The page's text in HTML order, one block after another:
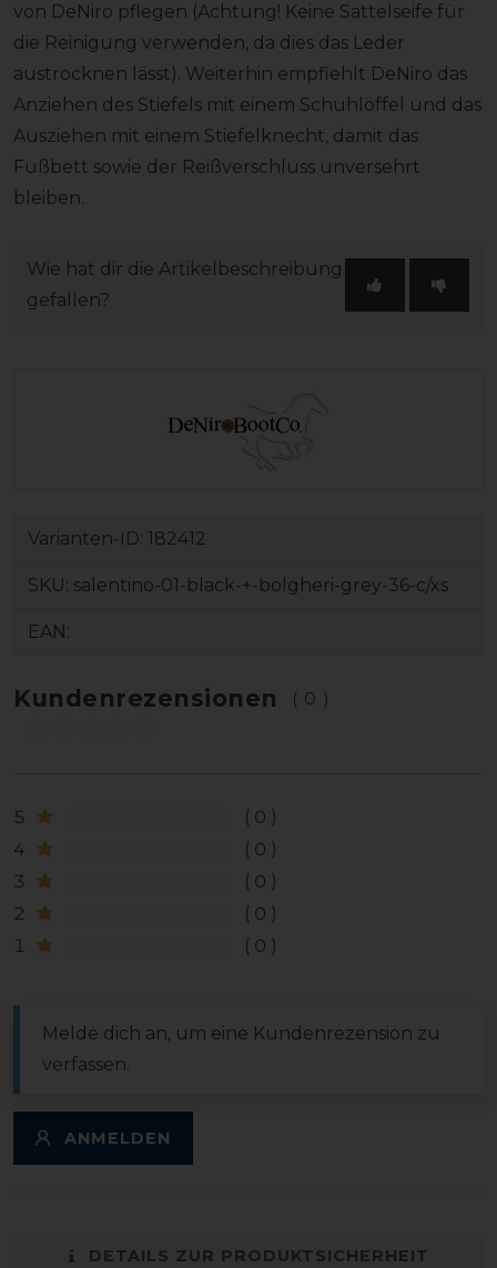
von DeNiro pflegen (Achtung! Keine Sattelseife für
die Reinigung verwenden, da dies das Leder
austrocknen lässt). Weiterhin empfiehlt DeNiro das
Anziehen des Stiefels mit einem Schuhlöffel und das
Ausziehen mit einem Stiefelknecht, damit das
Fußbett sowie der Reißverschluss unversehrt
bleiben.
Wie hat dir die Artikelbeschreibung
gefallen?
Varianten-ID: 182412
SKU: salentino-01-black-+-bolgheri-grey-36-c/xs
EAN:
Kundenrezensionen (0)
5
0
4
0
3
0
2
0
1
0
Melde dich an, um eine Kundenrezension zu
verfassen.
ANMELDEN
DETAILS ZUR PRODUKTSICHERHEIT